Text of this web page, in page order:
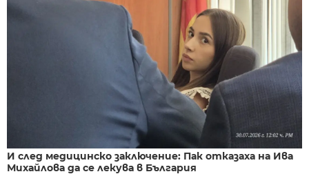
И след медицинско заключение: Пак отказаха на Ива
Михайлова да се лекува в България